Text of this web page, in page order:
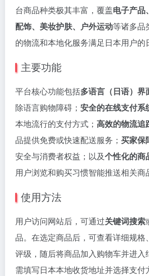
台商品种类极其丰富，覆盖电子产品
配饰、美妆护肤、户外运动等诸多品
的物流和本地化服务满足日本用户的
主要功能
平台核心功能包括多语言（日语）界
除语言购物障碍； 安全的在线支付系
本地流行的支付方式； 高效的物流追
品提供免费或快速配送服务； 买家保
安全与消费者权益；以及个性化的商
用户浏览和购买习惯智能推送相关商
使用方法
用户访问网站后，可通过关键词搜索
品。在选定商品后，可查看详细规格
评级，随后将商品加入购物车并进入
需填写日本本地收货地址并选择支